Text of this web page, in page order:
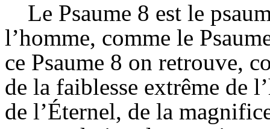
Le Psaume 8 est le
l’homme, comme le
ce Psaume 8 on retrouve,
de la faiblesse extrême de
de l’Éternel, de la